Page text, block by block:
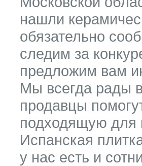
нашли
обязательно
следим за
предложим вам
Мы всегда рады
продавцы
подходящую для
Испанская
у нас есть и